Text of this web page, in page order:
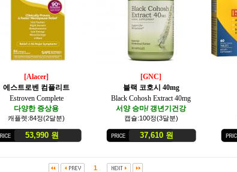
[Alacer]
에스트로벤 컴플리트
Estroven Complete
다양한 증상용
캐플렛:84정(2달분)
53,990 원
[GNC]
블랙 코호시 40mg
Black Cohosh Extract 40mg
서양 승마/ 갱년기건강
캡슐:100정(3달분)
37,610 원
1